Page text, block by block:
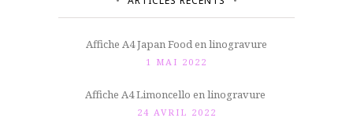
Affiche A4 Japan Food en linogravure
1 MAI 2022
Affiche A4 Limoncello en linogravure
24 AVRIL 2022